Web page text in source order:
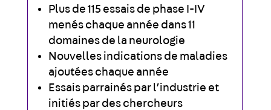
Plus de 115 essais de phase I-IV
menés chaque année dans 11
domaines de la neurologie
Nouvelles indications de maladies
ajoutées chaque année
Essais parrainés par l’industrie et
initiés par des chercheurs